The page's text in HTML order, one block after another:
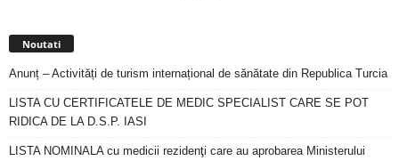
Noutati
Anunț – Activități de turism internațional de sănătate din Republica Turcia
LISTA CU CERTIFICATELE DE MEDIC SPECIALIST CARE SE POT
RIDICA DE LA D.S.P. IASI
LISTA NOMINALA cu medicii rezidenţi care au aprobarea Ministerului